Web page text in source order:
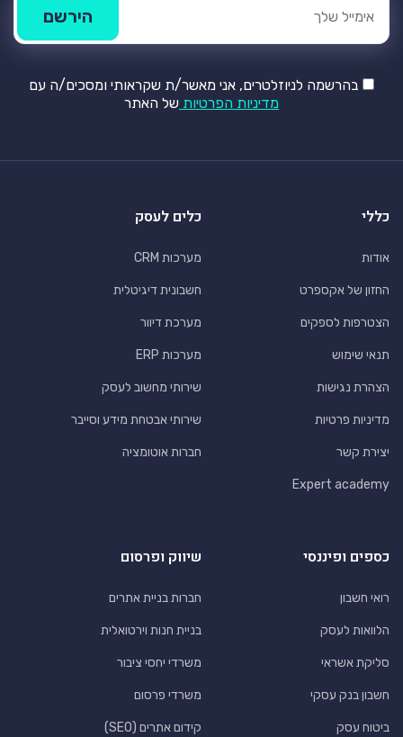
בהרשמה לניוזלטרים, אני מאשר/ת שקראותי ומסכים/ה עם
מדיניות הפרטיות של האתר
כללי
אודות
החזון של אקספרט
הצטרפות לספקים
תנאי שימוש
הצהרת נגישות
מדיניות פרטיות
יצירת קשר
Expert academy
כלים לעסק
מערכות CRM
חשבונית דיגיטלית
מערכת דיוור
מערכות ERP
שירותי מחשוב לעסק
שירותי אבטחת מידע וסייבר
חברות אוטומציה
כספים ופיננסי
רואי חשבון
הלוואות לעסק
סליקת אשראי
חשבון בנק עסקי
ביטוח עסק
שיווק ופרסום
חברות בניית אתרים
בניית חנות וירטואלית
משרדי יחסי ציבור
משרדי פרסום
קידום אתרים (SEO)